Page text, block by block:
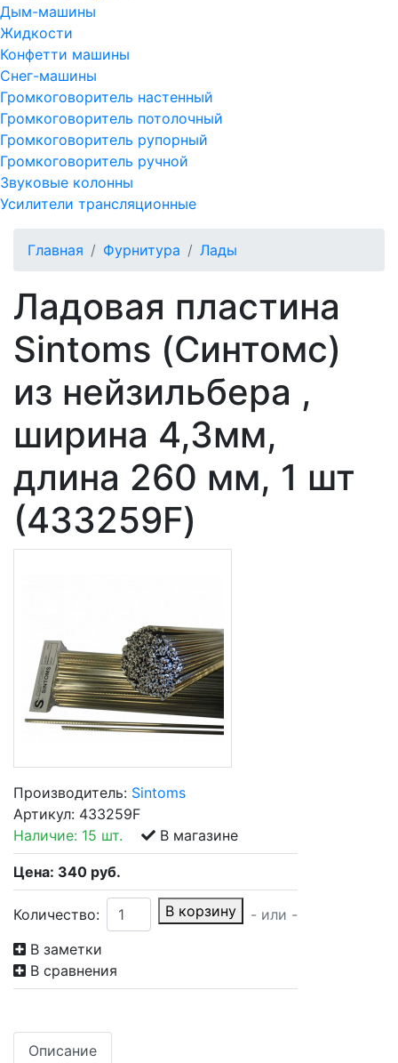
Дым-машины
Жидкости
Конфетти машины
Снег-машины
Громкоговоритель настенный
Громкоговоритель потолочный
Громкоговоритель рупорный
Громкоговоритель ручной
Звуковые колонны
Усилители трансляционные
Главная Фурнитура Лады
Ладовая пластина
Sintoms (Синтомс)
из нейзильбера ,
ширина 4,3мм,
длина 260 мм, 1 шт
(433259F)
Производитель: Sintoms
Артикул: 433259F
Наличие: 15 шт. В магазине
Цена: 340 руб.
Количество: В корзину
- или -
В заметки
В сравнения
Описание